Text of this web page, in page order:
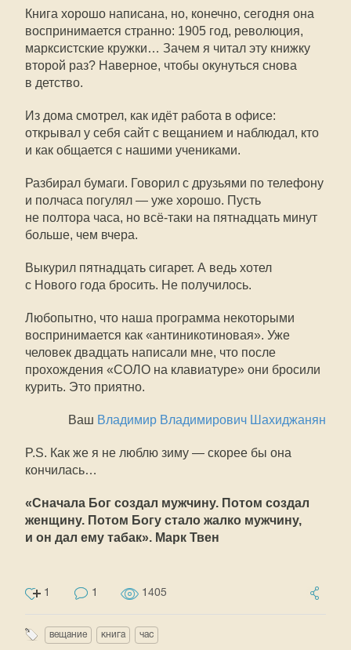
Книга хорошо написана, но, конечно, сегодня она
воспринимается странно: 1905 год, революция,
марксистские кружки… Зачем я читал эту книжку
второй раз? Наверное, чтобы окунуться снова
в детство.
Из дома смотрел, как идёт работа в офисе:
открывал у себя сайт с вещанием и наблюдал, кто
и как общается с нашими учениками.
Разбирал бумаги. Говорил с друзьями по телефону
и полчаса погулял — уже хорошо. Пусть
не полтора часа, но всё-таки на пятнадцать минут
больше, чем вчера.
Выкурил пятнадцать сигарет. А ведь хотел
с Нового года бросить. Не получилось.
Любопытно, что наша программа некоторыми
воспринимается как «антиникотиновая». Уже
человек двадцать написали мне, что после
прохождения «СОЛО на клавиатуре» они бросили
курить. Это приятно.
Ваш Владимир Владимирович Шахиджанян
P.S. Как же я не люблю зиму — скорее бы она
кончилась…
«Сначала Бог создал мужчину. Потом создал
женщину. Потом Богу стало жалко мужчину,
и он дал ему табак». Марк Твен
1 1 1405
вещание книга час